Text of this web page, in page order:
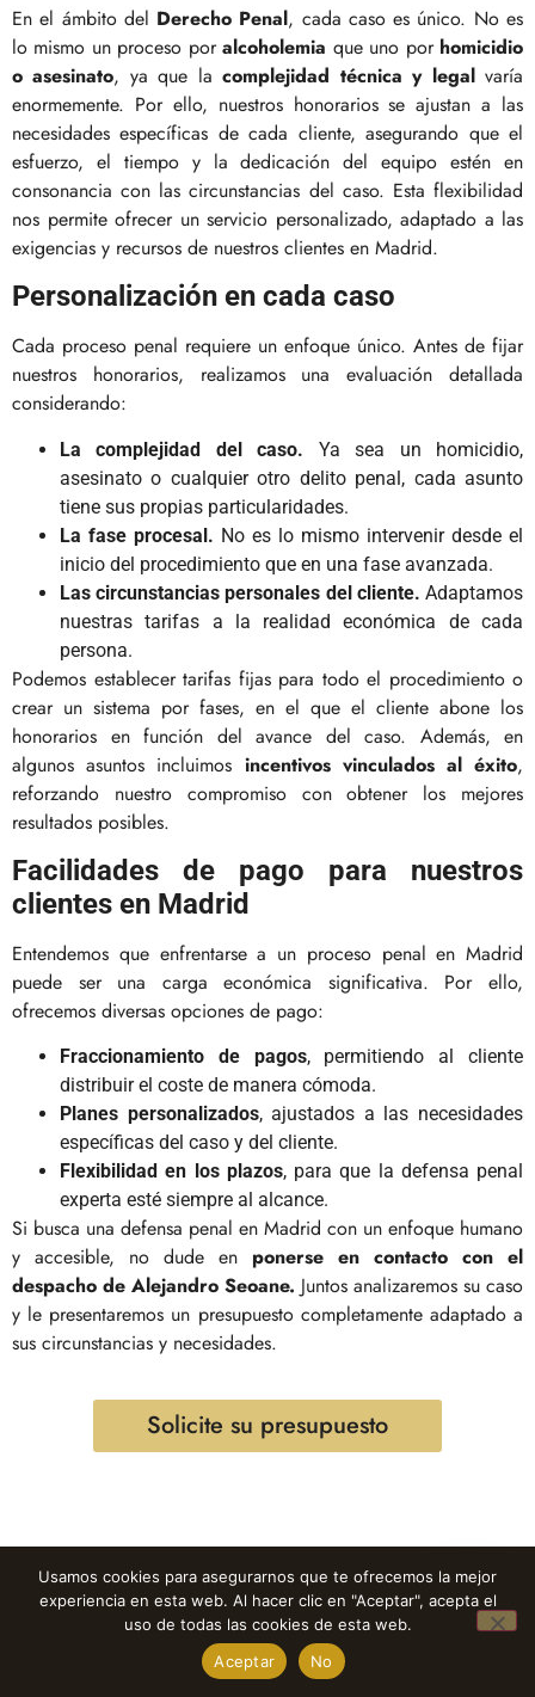
En el ámbito del Derecho Penal, cada caso es único. No es
lo mismo un proceso poralcoholemia que uno por homicidio
o asesinato, ya que lacomplejidad técnica y legalvaría
enormemente. Por ello, nuestros honorarios se ajustan a las
necesidades específicas de cada cliente, asegurando que el
esfuerzo, el tiempo y la dedicación del equipo estén en
consonancia con las circunstancias del caso. Esta flexibilidad
nos permite ofrecer un servicio personalizado, adaptado a las
exigencias y recursos de nuestros clientes en Madrid.
Personalización en cada caso
Cada proceso penal requiere un enfoque único. Antes de fijar
nuestros honorarios, realizamos una evaluación detallada
considerando:
La complejidad del caso. Ya sea un homicidio,
asesinato o cualquier otro delito penal, cada asunto
tiene sus propias particularidades.
La fase procesal. No es lo mismo intervenir desde el
inicio del procedimiento que en una fase avanzada.
Las circunstancias personales del cliente. Adaptamos
nuestras tarifas a la realidad económica de cada
persona.
Podemos establecer tarifas fijas para todo el procedimiento o
crear un sistema por fases, en el que el cliente abone los
honorarios en función del avance del caso. Además, en
algunos asuntos incluimos incentivos vinculados al éxito,
reforzando nuestro compromiso con obtener los mejores
resultados posibles.
Facilidades de pago para nuestros
clientes en Madrid
Entendemos que enfrentarse a un proceso penal en Madrid
puede ser una carga económica significativa. Por ello,
ofrecemos diversas opciones de pago:
Fraccionamiento de pagos, permitiendo al cliente
distribuir el coste de manera cómoda.
Planes personalizados, ajustados a las necesidades
específicas del caso y del cliente.
Flexibilidad en los plazos, para que la defensa penal
experta esté siempre al alcance.
Si busca una defensa penal en Madrid con un enfoque humano
y accesible, no dude en ponerse en contacto con el
despacho de Alejandro Seoane. Juntos analizaremos su caso
y le presentaremos un presupuesto completamente adaptado a
sus circunstancias y necesidades.
Solicite su presupuesto
Servicios para casos
de homicidios y
Usamos cookies para asegurarnos que te ofrecemos la mejor
experiencia en esta web. Al hacer clic en "Aceptar", acepta el
uso de todas las cookies de esta web.
Aceptar
No
1